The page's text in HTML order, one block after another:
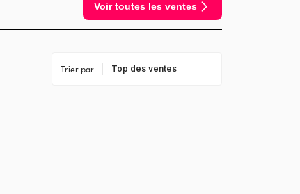
Voir toutes les ventes
Trier par